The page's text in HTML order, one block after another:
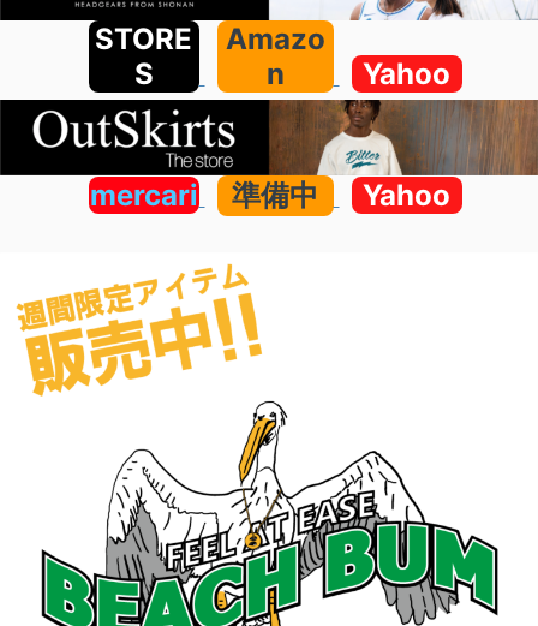
STORE
S
Amazo
n
Yahoo
mercari 準備中 Yahoo